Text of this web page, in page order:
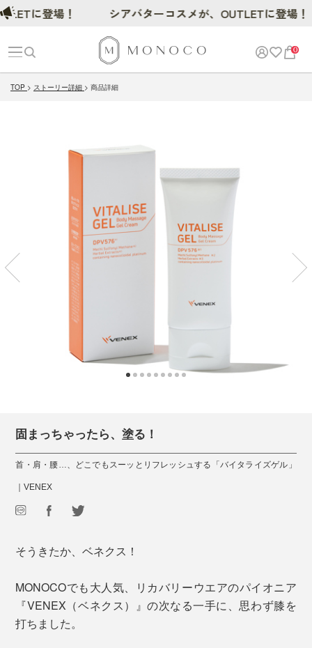
0
TOP ストーリー詳細 商品詳細
固まっちゃったら、塗る！
首・肩・腰…、どこでもスーッとリフレッシュする「バイタライズゲル」
｜VENEX
そうきたか、ベネクス！
MONOCOでも大人気、リカバリーウエアのパイオニア
『VENEX（ベネクス）』の次なる一手に、思わず膝を
打ちました。
登場！ シアバターコスメが、OUTLETに登場！